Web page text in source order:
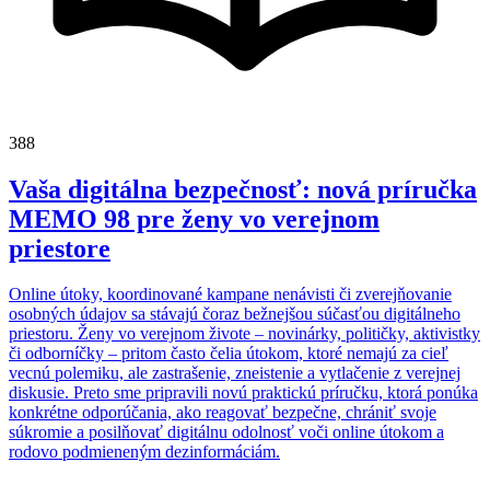
388
Vaša digitálna bezpečnosť: nová príručka
MEMO 98 pre ženy vo verejnom
priestore
Online útoky, koordinované kampane nenávisti či zverejňovanie
osobných údajov sa stávajú čoraz bežnejšou súčasťou digitálneho
priestoru. Ženy vo verejnom živote – novinárky, političky, aktivistky
či odborníčky – pritom často čelia útokom, ktoré nemajú za cieľ
vecnú polemiku, ale zastrašenie, zneistenie a vytlačenie z verejnej
diskusie. Preto sme pripravili novú praktickú príručku, ktorá ponúka
konkrétne odporúčania, ako reagovať bezpečne, chrániť svoje
súkromie a posilňovať digitálnu odolnosť voči online útokom a
rodovo podmieneným dezinformáciám.